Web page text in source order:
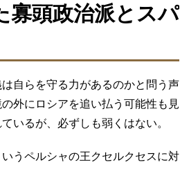
寡頭政治派とスパ
自らを守る力があるのかと問う声
外にロシアを追い払う可能性も見
いるが、必ずしも弱くはない。
うペルシャの王クセルクセスに対